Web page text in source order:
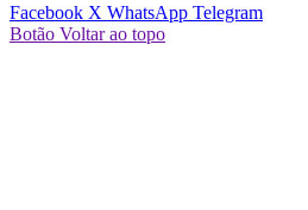
Facebook X WhatsApp Telegram
Botão Voltar ao topo